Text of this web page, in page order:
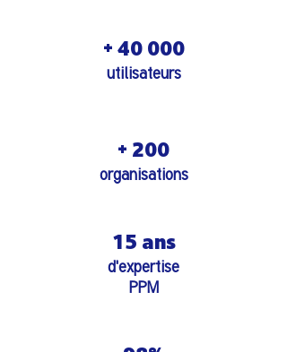
+ 40 000
utilisateurs
+ 200
organisations
15 ans
d'expertise
PPM